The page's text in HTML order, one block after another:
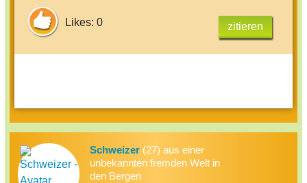
Likes: 0 zitieren
Schweizer (27) aus einer
unbekannten fremden Welt in
den Bergen